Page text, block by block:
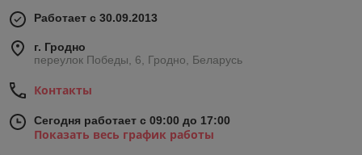
Работает с 30.09.2013
г. Гродно
переулок Победы, 6, Гродно, Беларусь
Контакты
Сегодня работает с 09:00 до 17:00
Показать весь график работы